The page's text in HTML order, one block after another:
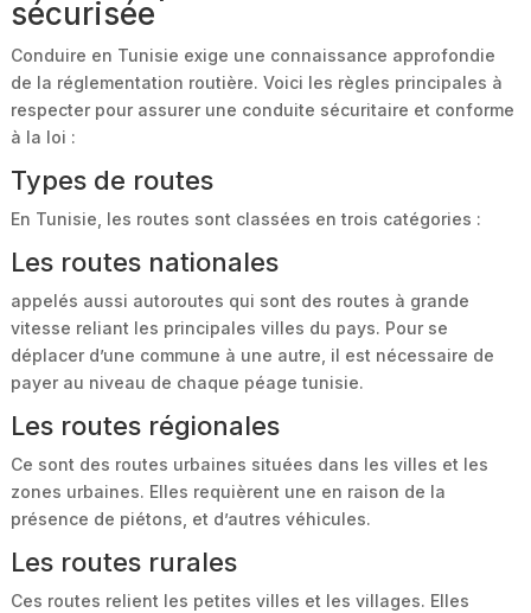
sécurisée
Conduire en Tunisie exige une connaissance approfondie
de la réglementation routière. Voici les règles principales à
respecter pour assurer une conduite sécuritaire et conforme
à la loi :
Types de routes
En Tunisie, les routes sont classées en trois catégories :
Les routes nationales
appelés aussi autoroutes qui sont des routes à grande
vitesse reliant les principales villes du pays. Pour se
déplacer d’une commune à une autre, il est nécessaire de
payer au niveau de chaque péage tunisie.
Les routes régionales
Ce sont des routes urbaines situées dans les villes et les
zones urbaines. Elles requièrent une en raison de la
présence de piétons, et d’autres véhicules.
Les routes rurales
Ces routes relient les petites villes et les villages. Elles